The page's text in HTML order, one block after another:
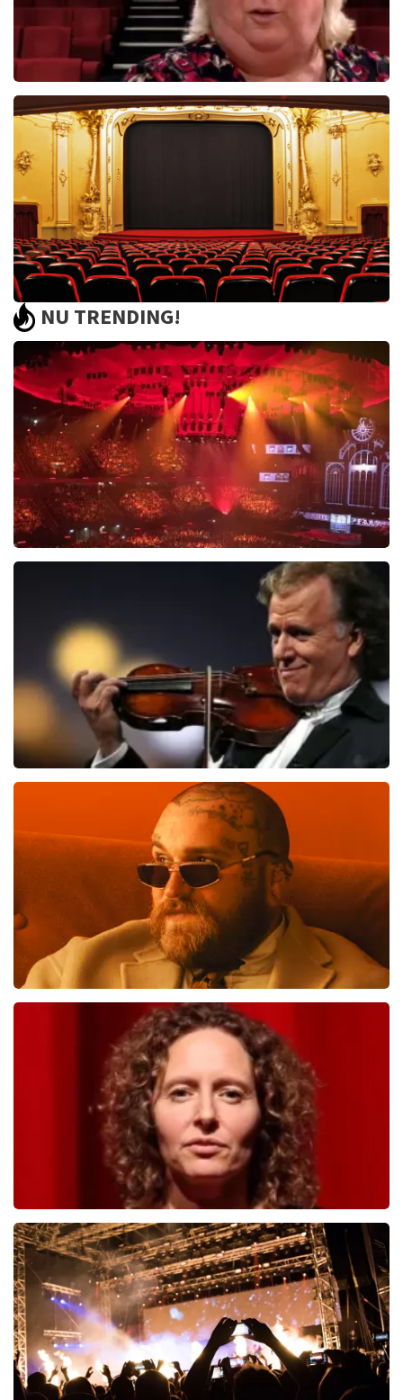
Christel De Laat
BEKIJKEN
Saturday Night Fever
60reviews
BEKIJKEN
NU TRENDING!
BESTEL NU
laatste 30 minuten
BESTEL NU
Teddy Swims
laatste 30 minuten
BESTEL NU
Esther van der Voort
690laatste 30 minuten
BESTEL NU